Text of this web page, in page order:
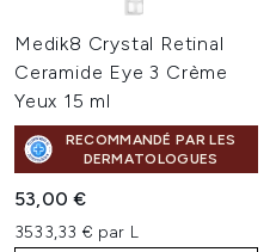
Medik8 Crystal Retinal
Ceramide Eye 3 Crème
Yeux 15 ml
RECOMMANDÉ PAR LES
DERMATOLOGUES
53,00 €
3533,33 € par L